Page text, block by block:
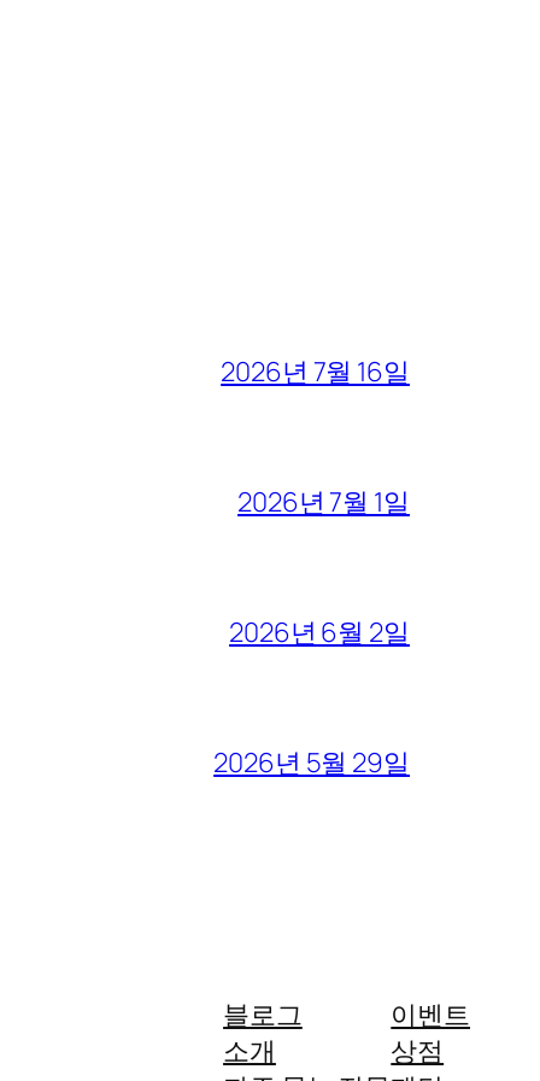
2026년 7월 16일
2026년 7월 1일
2026년 6월 2일
2026년 5월 29일
블로그
소개
이벤트
상점